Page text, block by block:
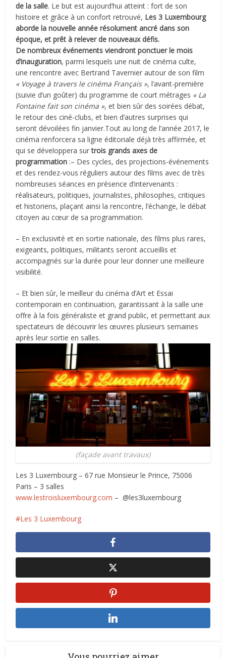
de la salle. Le but est aujourd’hui atteint : fort de son
histoire et grâce à un confort retrouvé, Les 3 Luxembourg
aborde la nouvelle année résolument ancré dans son
époque, et prêt à relever de nouveaux défis.
De nombreux événements viendront ponctuer le mois
d’inauguration, parmi lesquels une nuit de cinéma culte,
une rencontre avec Bertrand Tavernier autour de son film
« Voyage à travers le cinéma Français », l’avant-première
(suivie d’un goûter) du programme de court métrages « La
Fontaine fait son cinéma », et bien sûr des soirées débat,
le retour des ciné-clubs, et bien d’autres surprises qui
seront dévoilées fin janvier.Tout au long de l’année 2017, le
cinéma renforcera sa ligne éditoriale déjà très affirmée, et
qui se développera surtrois grands axes de
programmation :– Des cycles, des projections-événements
et des rendez-vous réguliers autour des films avec de très
nombreuses séances en présence d’intervenants :
réalisateurs, politiques, journalistes, philosophes, critiques
et historiens, plaçant ainsi la rencontre, l’échange, le débat
citoyen au cœur de sa programmation.
– En exclusivité et en sortie nationale, des films plus rares,
exigeants, politiques, militants seront accueillis et
accompagnés sur la durée pour leur donner une meilleure
visibilité.
– Et bien sûr, le meilleur du cinéma d’Art et Essai
contemporain en continuation, garantissant à la salle une
offre à la fois généraliste et grand public, et permettant aux
spectateurs de découvrir les œuvres plusieurs semaines
après leur sortie en salles.
(façade avant travaux)
Les 3 Luxembourg – 67 rue Monsieur le Prince, 75006
Paris – 3 salles
www.lestroisluxembourg.com – @les3luxembourg
Les 3 Luxembourg